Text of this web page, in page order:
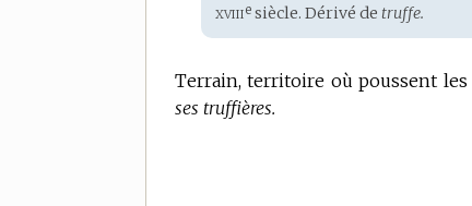
Étymologie
:
xviiie siècle. Dérivé detruffe.
Terrain, territoire où poussent
ses truffières.